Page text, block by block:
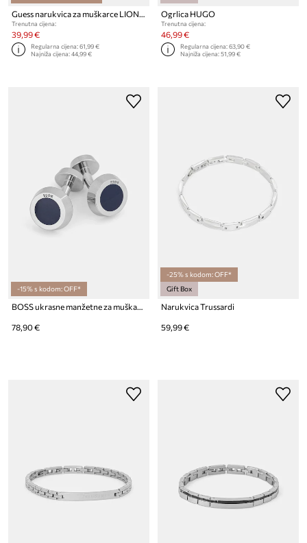
Trenutna cijena:
39,99 €
Regularna cijena:61,99 €
Najniža cijena:44,99 €
Ogrlica HUGO
Trenutna cijena:
46,99 €
Regularna cijena:63,90 €
Najniža cijena:51,99 €
-15% s kodom: OFF*
BOSS ukrasne manžetne za muškarce od mjedi B-SIMONY-CUF
78,90 €
-25% s kodom: OFF*
Gift Box
Narukvica Trussardi
59,99 €